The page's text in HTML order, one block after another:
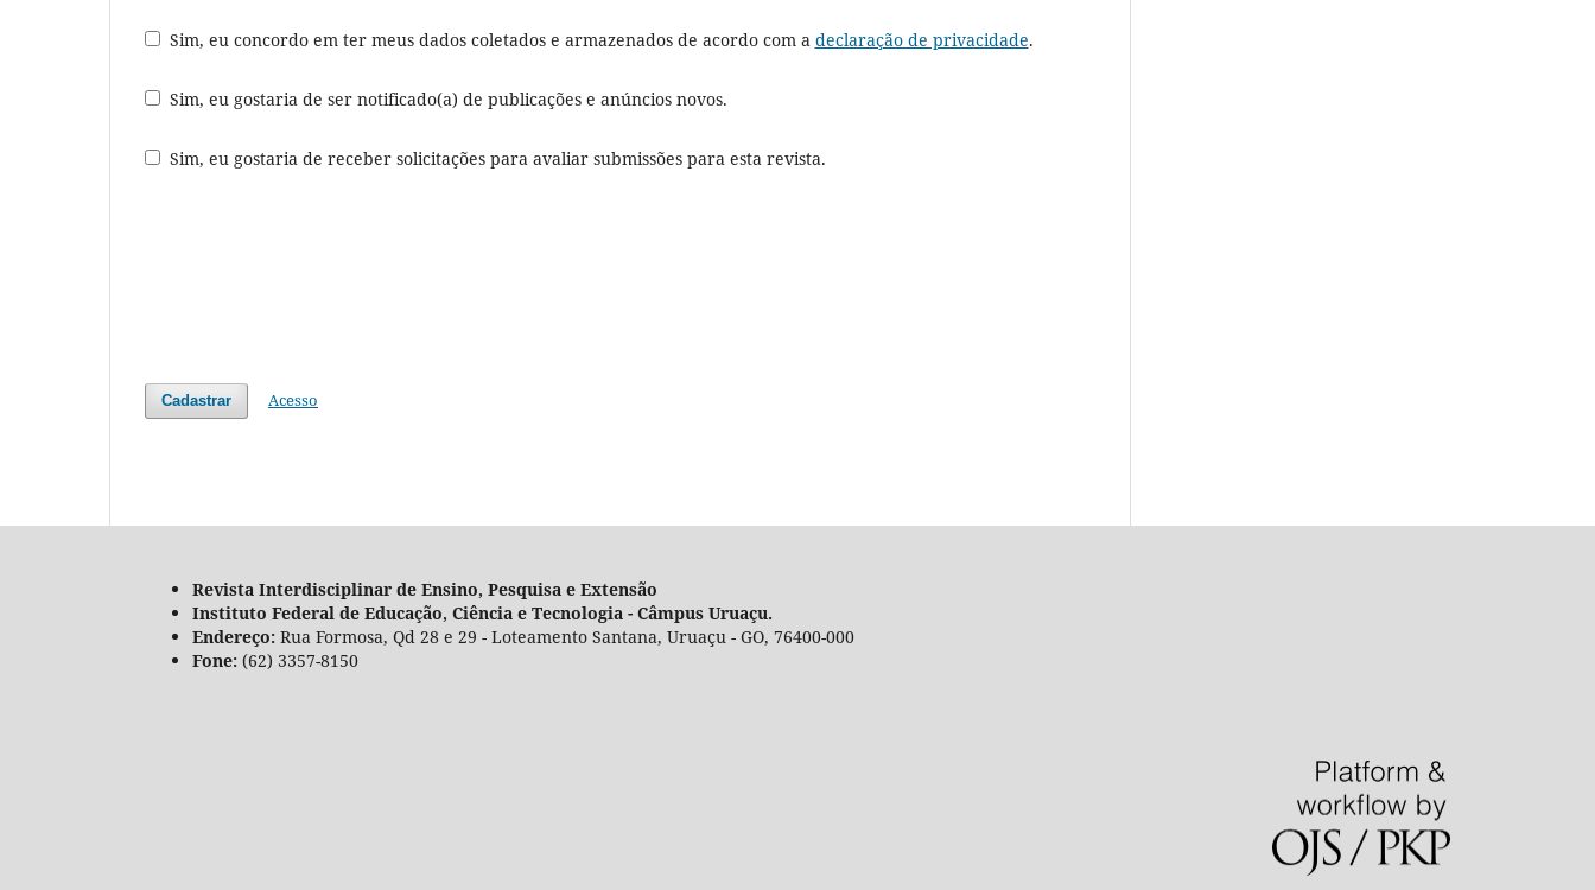
Sim, eu concordo em ter meus dados coletados e armazenados de acordo com a declaração de privacidade.
Sim, eu gostaria de ser notificado(a) de publicações e anúncios novos.
Sim, eu gostaria de receber solicitações para avaliar submissões para esta revista.
Cadastrar Acesso
Revista Interdisciplinar de Ensino, Pesquisa e Extensão
Instituto Federal de Educação, Ciência e Tecnologia - Câmpus Uruaçu.
Endereço: Rua Formosa, Qd 28 e 29 - Loteamento Santana, Uruaçu - GO, 76400-000
Fone: (62) 3357-8150